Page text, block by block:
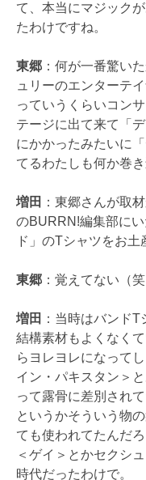
て、本当にマジック
たわけですね。
東郷 ：何が一番驚い
ュリーのエンターテ
っていうくらいコン
テージに出て来て「
にかかったみたいに
てるわたしも何か巻
増田 ：東郷さんが取
のBURRN!編集部に
ド」のTシャツをお土
東郷 ：覚えてない（笑
増田 ：当時はバンドT
結構素材もよくなく
らヨレヨレになって
イン・パキスタン＞
って露骨に差別され
というかそういう物
ても使われてたんだ
＜ゲイ＞とかセクシ
時代だったわけで。